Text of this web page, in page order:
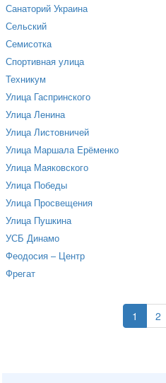
Санаторий Украина
Сельский
Семисотка
Спортивная улица
Техникум
Улица Гаспринского
Улица Ленина
Улица Листовничей
Улица Маршала Ерёменко
Улица Маяковского
Улица Победы
Улица Просвещения
Улица Пушкина
УСБ Динамо
Феодосия – Центр
Фрегат
1 2